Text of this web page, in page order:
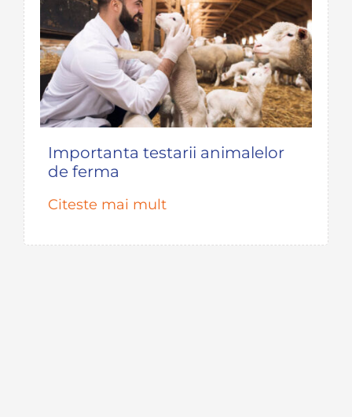
Importanta testarii animalelor
de ferma
Citeste mai mult